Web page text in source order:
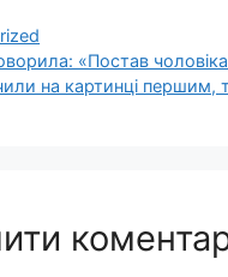
«Постав
на картинці першим,